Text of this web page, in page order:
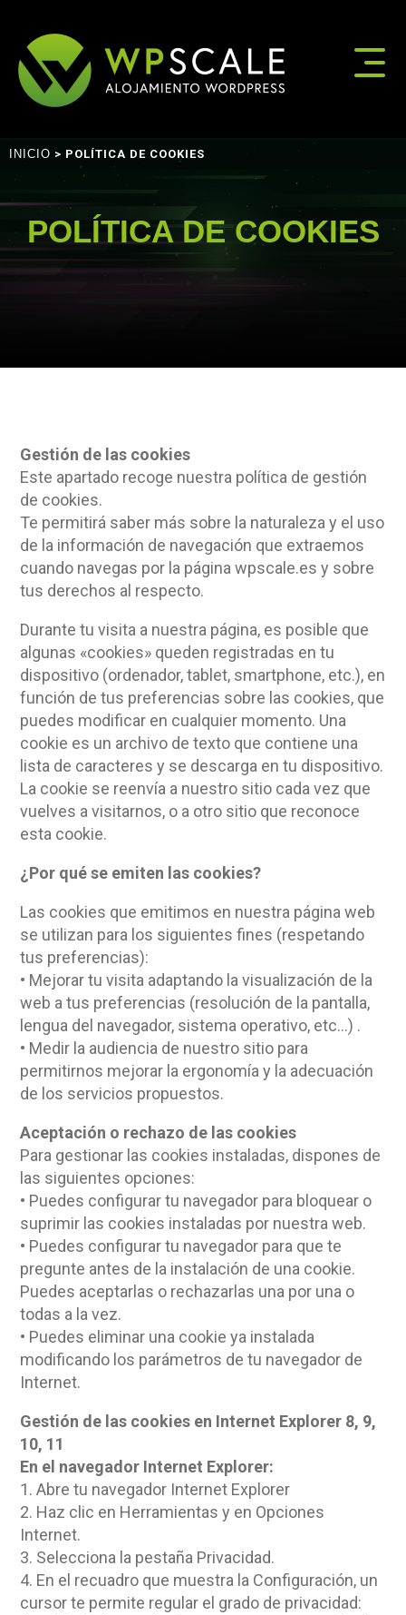
INICIO > POLÍTICA DE COOKIES
POLÍTICA DE COOKIES
Gestión de las cookies
Este apartado recoge nuestra política de gestión
de cookies.
Te permitirá saber más sobre la naturaleza y el uso
de la información de navegación que extraemos
cuando navegas por la página wpscale.es y sobre
tus derechos al respecto.
Durante tu visita a nuestra página, es posible que
algunas «cookies» queden registradas en tu
dispositivo (ordenador, tablet, smartphone, etc.), en
función de tus preferencias sobre las cookies, que
puedes modificar en cualquier momento. Una
cookie es un archivo de texto que contiene una
lista de caracteres y se descarga en tu dispositivo.
La cookie se reenvía a nuestro sitio cada vez que
vuelves a visitarnos, o a otro sitio que reconoce
esta cookie.
¿Por qué se emiten las cookies?
Las cookies que emitimos en nuestra página web
se utilizan para los siguientes fines (respetando
tus preferencias):
• Mejorar tu visita adaptando la visualización de la
web a tus preferencias (resolución de la pantalla,
lengua del navegador, sistema operativo, etc…) .
• Medir la audiencia de nuestro sitio para
permitirnos mejorar la ergonomía y la adecuación
de los servicios propuestos.
Aceptación o rechazo de las cookies
Para gestionar las cookies instaladas, dispones de
las siguientes opciones:
• Puedes configurar tu navegador para bloquear o
suprimir las cookies instaladas por nuestra web.
• Puedes configurar tu navegador para que te
pregunte antes de la instalación de una cookie.
Puedes aceptarlas o rechazarlas una por una o
todas a la vez.
• Puedes eliminar una cookie ya instalada
modificando los parámetros de tu navegador de
Internet.
Gestión de las cookies en Internet Explorer 8, 9,
10, 11
En el navegador Internet Explorer:
1. Abre tu navegador Internet Explorer
2. Haz clic en Herramientas y en Opciones
Internet.
3. Selecciona la pestaña Privacidad.
4. En el recuadro que muestra la Configuración, un
cursor te permite regular el grado de privacidad: